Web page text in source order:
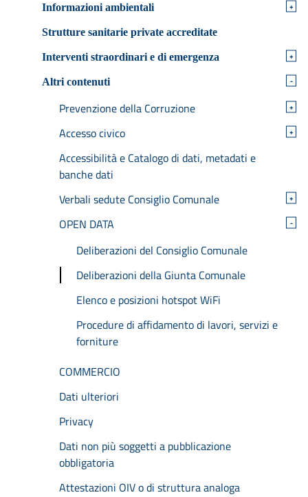
Informazioni ambientali +
Strutture sanitarie private accreditate
Interventi straordinari e di emergenza +
Altri contenuti -
Prevenzione della Corruzione +
Accesso civico +
Accessibilità e Catalogo di dati, metadati e
banche dati
Verbali sedute Consiglio Comunale
+
OPEN DATA -
Deliberazioni del Consiglio Comunale
Deliberazioni della Giunta Comunale
Elenco e posizioni hotspot WiFi
Procedure di affidamento di lavori, servizi e
forniture
COMMERCIO
Dati ulteriori
Privacy
Dati non più soggetti a pubblicazione
obbligatoria
Attestazioni OIV o di struttura analoga